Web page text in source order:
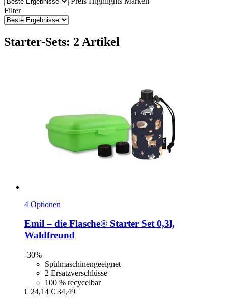
Filter
Starter-Sets: 2 Artikel
4 Optionen
Emil – die Flasche® Starter Set 0,3l,
Waldfreund
-30%
Spülmaschinengeeignet
2 Ersatzverschlüsse
100 % recycelbar
€ 24,14 € 34,49